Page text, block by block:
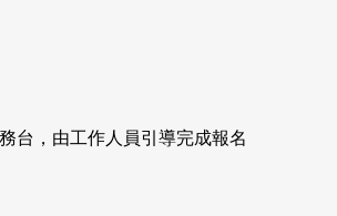
台，由工作人員引導完成報名